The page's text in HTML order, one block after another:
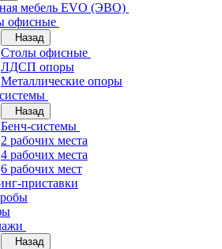
мебель EVO (ЭВО)
офисные
Назад
Cтолы офисные
ЛДСП опоры
Металлические опоры
Назад
Бенч-системы
2 рабочих места
4 рабочих места
6 рабочих мест
приставки
Назад